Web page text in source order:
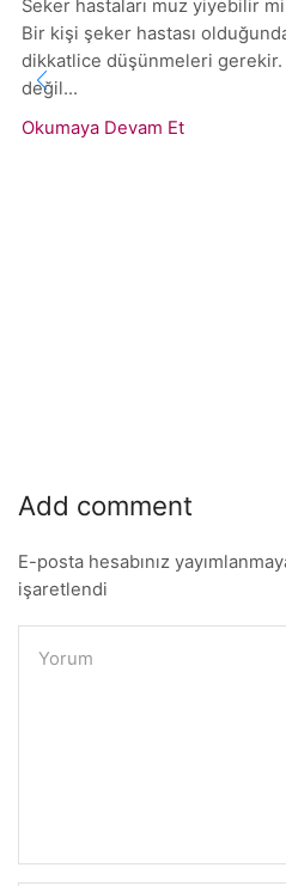
Seker hastaları muz yiyebilir
Bir kişi şeker hastası
dikkatlice düşünmeleri gerekir.
değil...
Okumaya Devam Et
Add comment
E-posta hesabınız
işaretlendi